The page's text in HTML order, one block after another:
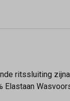
ritssluiting